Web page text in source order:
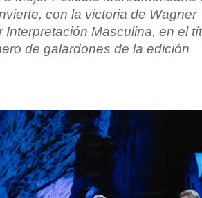
con la victoria de Wagner
Interpretación Masculina, en el
de galardones de la edición